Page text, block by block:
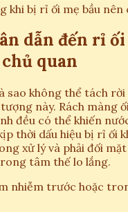
khi bị rỉ ối mẹ bầu nên
dẫn đến rỉ ối
quan
sao không thể tách rời
này. Rách màng
đều có thể khiến
thời dấu hiệu bị rỉ ối
xử lý và phải đối
tâm thế lo lắng.
nhiễm trước hoặc